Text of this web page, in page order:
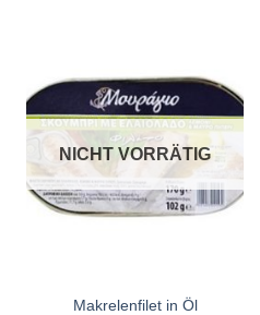
NICHT VORRÄTIG
Makrelenfilet in Öl